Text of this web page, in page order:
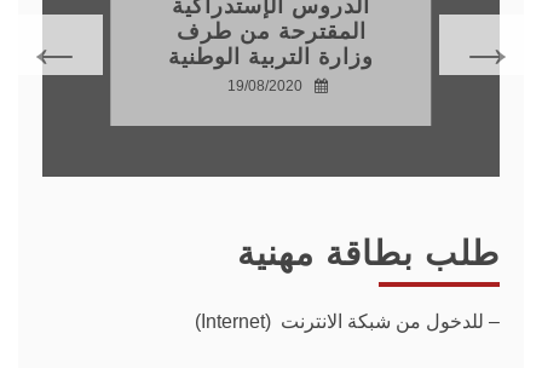
الدروس الإستدراكية
المقترحة من طرف
وزارة التربية الوطنية
19/08/2020
طلب بطاقة مهنية
– للدخول من شبكة الانترنت (Internet)